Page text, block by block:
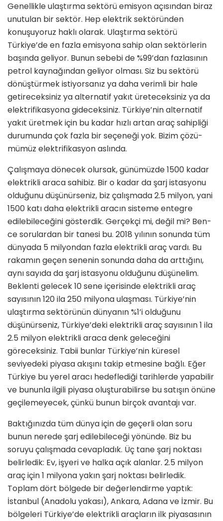
Genellikle ulaştırma sektörü emisyon açısından biraz
unutulan bir sektör. Hep elektrik sektöründen
konuşu­yoruz haklı olarak. Ulaştırma sektörü
Türkiye’de en fazla emisyona sahip olan sektörlerin
başında geliyor. Bunun sebebi de %99’dan fazlasının
petrol kaynağından geliyor olması. Siz bu sek­törü
dönüştürmek istiyorsanız ya daha verimli bir hale
getireceksiniz ya alter­natif yakıt üreteceksiniz ya da
elekt­rifikasyona gideceksiniz. Türkiye’nin alternatif
yakıt üretmek için bu kadar hızlı artan araç sahipliği
durumunda çok fazla bir seçeneği yok. Bizim çözü­
mümüz elektrifikasyon aslında.
Çalışmaya dönecek olursak, günümüz­de 1500 kadar
elektrikli araca sahibiz. Bir o kadar da şarj istasyonu
olduğu­nu düşünürseniz, biz çalışmada 2.5 milyon, yani
1500 katı daha elektrikli aracın sisteme entegre
edilebileceğini gösterdik. Gerçekçi mi, değil mi? Ben­
ce sorulardan bir tanesi bu. 2018 yılının sonunda tüm
dünyada 5 milyondan faz­la elektrikli araç vardı. Bu
rakamın ge­çen senenin sonunda daha da arttığını,
aynı sayıda da şarj istasyonu olduğunu düşünelim.
Beklenti gelecek 10 sene içerisinde elektrikli araç
sayısının 120 ila 250 milyona ulaşması. Türkiye’nin
ulaştırma sektörünün dünyanın %1’i olduğunu
düşünürseniz, Türkiye’deki elektrikli araç sayısının 1 ila
2.5 mil­yon elektrikli araca denk geleceğini
göreceksiniz. Tabii bunlar Türkiye’nin küresel
seviyedeki piyasa akışını takip etmesine bağlı. Eğer
Türkiye bu yerel aracı hedeflediği tarihlerde yapabilir
ve bununla ilgili piyasa oluşturabilirse bu satışın önüne
geçilemeyecek, çünkü bunun birçok avantajı var.
Baktığınızda tüm dünya için de geçerli olan soru
bunun nerede şarj edilebile­ceği yönünde. Biz bu
soruyu çalışmada cevapladık. Üç tane şarj noktası
belirle­dik: Ev, işyeri ve halka açık alanlar. 2.5 milyon
araç için 1 milyona yakın şarj noktası belirledik.
Toplam dört bölge­de bir değerlendirme yaptık:
İstanbul (Anadolu yakası), Ankara, Adana ve İz­mir. Bu
bölgeleri Türkiye’de elektrikli araçların ilk piyasasının